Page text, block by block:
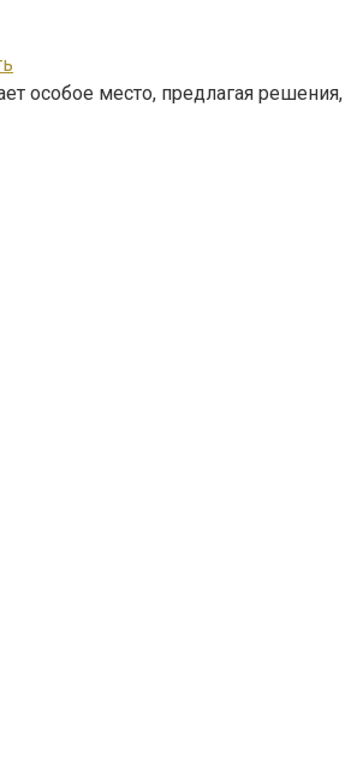
особое место, предлагая решения,